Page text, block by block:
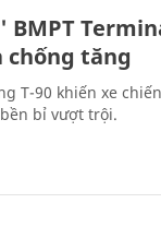
BMPT
chống tăng
T-90 khiến xe
bỉ vượt trội.